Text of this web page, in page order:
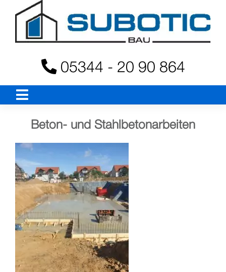
05344 - 20 90 864
Beton- und Stahlbetonarbeiten